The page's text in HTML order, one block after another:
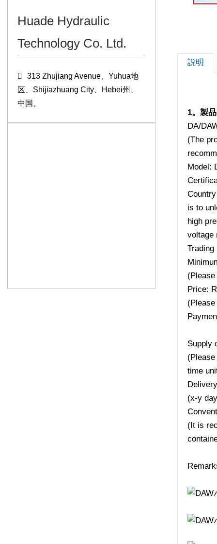
Huade Hydraulic
Technology Co. Ltd.
313 Zhujiang Avenue、Yuhua地
区、Shijiazhuang City、Hebei州、
中国。
説明
1。製
DA/
(The
Model:
is to
high
voltage
Price:
Supply
time
(x-y
(It is